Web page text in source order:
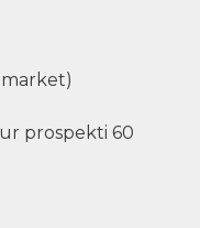
market)
prospekti 60